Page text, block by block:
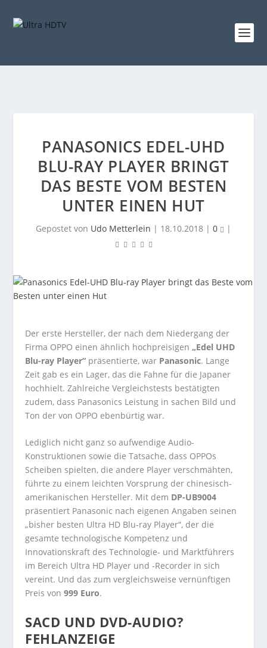
PANASONICS EDEL-UHD
BLU-RAY PLAYER BRINGT
DAS BESTE VOM BESTEN
UNTER EINEN HUT
Gepostet von Udo Metterlein | 18.10.2018 | 0 |
Der erste Hersteller, der nach dem Niedergang der
Firma OPPO einen ähnlich hochpreisigen„Edel UHD
Blu-ray Player“ präsentierte, war Panasonic. Lange
Zeit gab es ein Lager, das die Fahne für die Japaner
hochhielt. Zahlreiche Vergleichstests bestätigten
zudem, dass Panasonics Leistung in sachen Bild und
Ton der von OPPO ebenbürtig war.
Lediglich nicht ganz so aufwendige Audio-
Konstruktionen sowie die Tatsache, dass OPPOs
Scheiben spielten, die andere Player verschmähten,
führte zu einem leichten Vorsprung der chinesisch-
amerikanischen Hersteller. Mit dem DP-UB9004
präsentiert Panasonic nach eigenen Angaben seinen
„bisher besten Ultra HD Blu-ray Player“, der die
gesamte technologische Kompetenz und
Innovationskraft des Technologie- und Marktführers
im Bereich Ultra HD Player und -Recorder in sich
vereint. Und das zum vergleichsweise vernünftigen
Preis von 999 Euro.
SACD UND DVD-AUDIO?
FEHLANZEIGE